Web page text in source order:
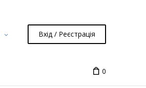
Вхід / Реєстрація
0